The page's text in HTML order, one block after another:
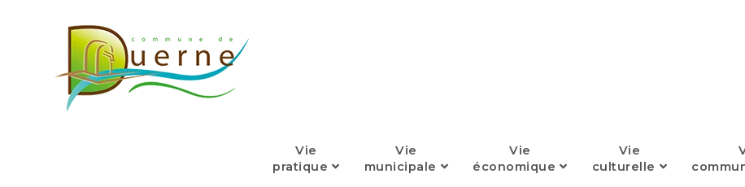
Vie
pratique
Vie
municipale
Vie
économique
Vie
culturelle